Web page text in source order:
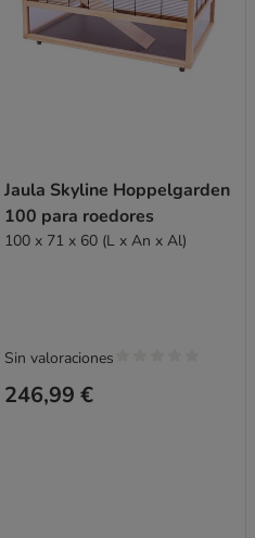
Jaula Skyline Hoppelgarden
100 para roedores
100 x 71 x 60 (L x An x Al)
246,99 €
Sin valoraciones